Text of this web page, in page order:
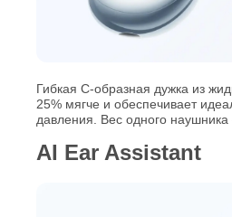
Гибкая С‑образная дужка из
25% мягче и обеспечивает
давления. Вес одного наушника
AI Ear Assistant